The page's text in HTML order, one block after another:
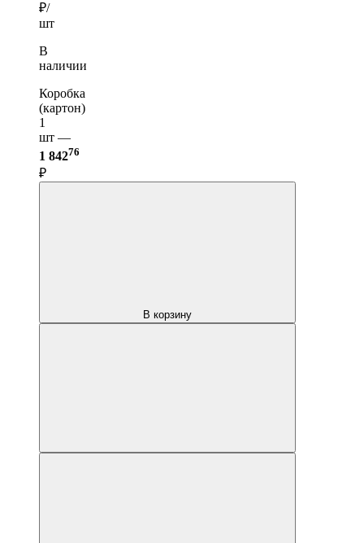
₽/
шт
В
наличии
Коробка
(картон)
1
шт —
1 84276
₽
В корзину